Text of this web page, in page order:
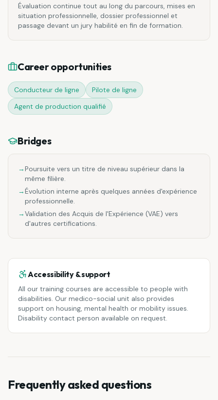
Évaluation continue tout au long du parcours, mises en
situation professionnelle, dossier professionnel et
passage devant un jury habilité en fin de formation.
Career opportunities
Conducteur de ligne
Pilote de ligne
Agent de production qualifié
Bridges
→Poursuite vers un titre de niveau supérieur dans la
même filière.
→Évolution interne après quelques années d'expérience
professionnelle.
→Validation des Acquis de l'Expérience (VAE) vers
d'autres certifications.
Accessibility & support
All our training courses are accessible to people with
disabilities. Our medico-social unit also provides
support on housing, mental health or mobility issues.
Disability contact person available on request.
Frequently asked questions